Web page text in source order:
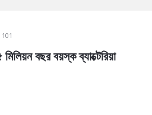
101
বছর বয়স্ক ব্যাক্টেরিয়া